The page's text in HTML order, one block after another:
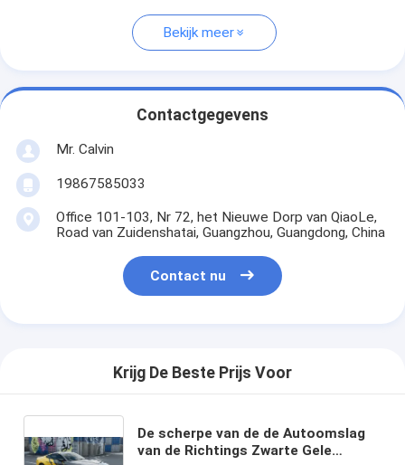
Bekijk meer
Contactgegevens
Mr. Calvin
19867585033
Office 101-103, Nr 72, het Nieuwe Dorp van QiaoLe,
Road van Zuidenshatai, Guangzhou, Guangdong, China
Contact nu
Krijg De Beste Prijs Voor
De scherpe van de de Autoomslag
van de Richtings Zwarte Gele